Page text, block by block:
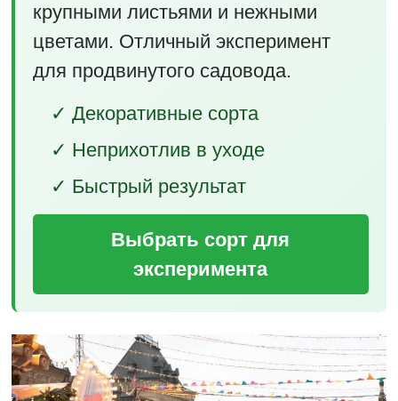
крупными листьями и нежными
цветами. Отличный эксперимент
для продвинутого садовода.
✓ Декоративные сорта
✓ Неприхотлив в уходе
✓ Быстрый результат
Выбрать сорт для
эксперимента